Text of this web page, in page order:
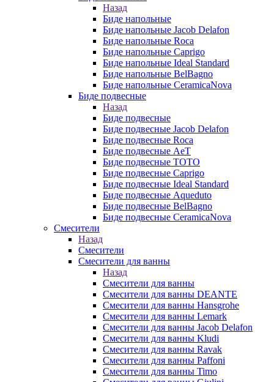
Назад
Биде напольные
Биде напольные Jacob Delafon
Биде напольные Roca
Биде напольные Caprigo
Биде напольные Ideal Standard
Биде напольные BelBagno
Биде напольные CeramicaNova
Биде подвесные
Назад
Биде подвесные
Биде подвесные Jacob Delafon
Биде подвесные Roca
Биде подвесные AeT
Биде подвесные TOTO
Биде подвесные Caprigo
Биде подвесные Ideal Standard
Биде подвесные Aqueduto
Биде подвесные BelBagno
Биде подвесные CeramicaNova
Смесители
Назад
Смесители
Смесители для ванны
Назад
Смесители для ванны
Смесители для ванны DEANTE
Смесители для ванны Hansgrohe
Смесители для ванны Lemark
Смесители для ванны Jacob Delafon
Смесители для ванны Kludi
Смесители для ванны Ravak
Смесители для ванны Paffoni
Смесители для ванны Timo